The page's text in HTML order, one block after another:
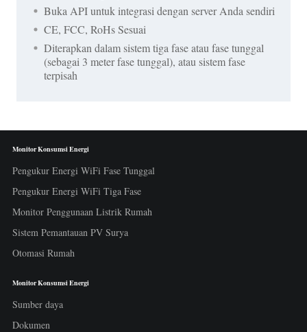
Buka API untuk integrasi dengan server Anda sendiri
CE, FCC, RoHs Sesuai
Diterapkan dalam sistem tiga fase atau fase tunggal
(sebagai 3 meter fase tunggal), atau sistem fase
terpisah
Monitor Konsumsi Energi
Pengukur Energi WiFi Fase Tunggal
Pengukur Energi WiFi Tiga Fase
Monitor Penggunaan Listrik Rumah
Sistem Pemantauan PV Surya
Otomasi Rumah
Monitor Konsumsi Energi
Sumber daya
Dokumen